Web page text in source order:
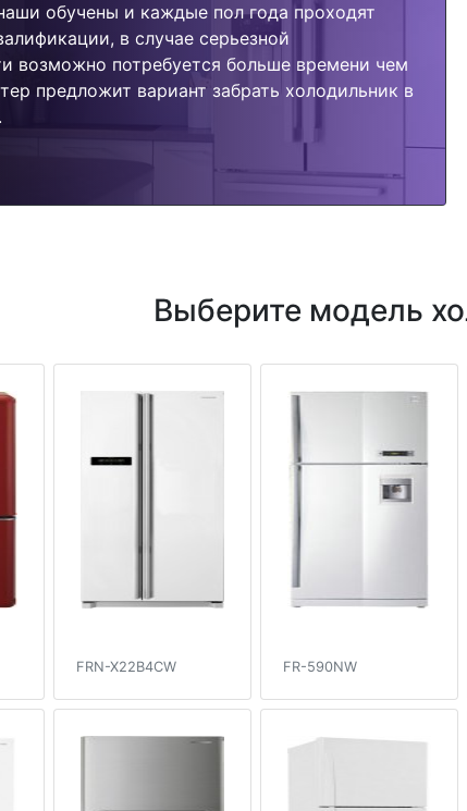
обучены и каждые пол года проходят
в случае серьезной
возможно потребуется больше времени чем
предложит вариант забрать холодильник в
Выберите модель
FRN-X22B4CW FR-590NW